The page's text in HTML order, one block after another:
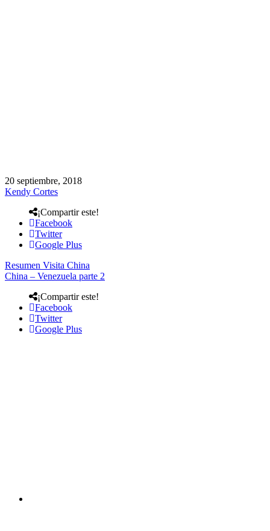
20 septiembre, 2018
Kendy Cortes
¡Compartir este!
Facebook
Twitter
Google Plus
Resumen Visita China
China – Venezuela parte 2
¡Compartir este!
Facebook
Twitter
Google Plus